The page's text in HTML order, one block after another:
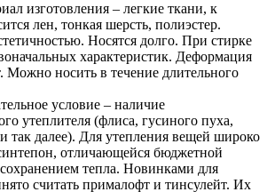
изготовления – легкие ткани, к
лен, тонкая шерсть, полиэстер.
Носятся долго. При стирке
характеристик. Деформация
Можно носить в течение длительного
условие – наличие
утеплителя (флиса, гусиного пуха,
так далее). Для утепления вещей широко
отличающейся бюджетной
тепла. Новинками для
считать прималофт и тинсулейт. Их